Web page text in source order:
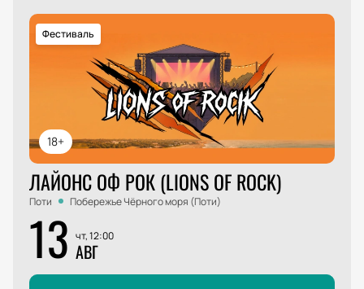
18+
Фестиваль
ЛАЙОНС ОФ РОК (LIONS OF ROCK)
Поти Побережье Чёрного моря (Поти)
13 чт, 12:00
АВГ